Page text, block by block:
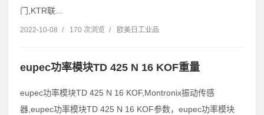
门,KTR联...
2022-10-08 / 170 次浏览 / 欧美日工业品
eupec功率模块TD 425 N 16 KOF重量
eupec功率模块TD 425 N 16 KOF,Montronix振动传感
器,eupec功率模块TD 425 N 16 KOF参数，eupec功率模块